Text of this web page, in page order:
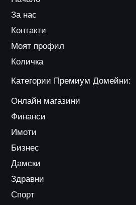
За нас
Контакти
Моят профил
Количка
Категории Премиум Домейни:
Онлайн магазини
Финанси
Имоти
Бизнес
Дамски
Здравни
Спорт